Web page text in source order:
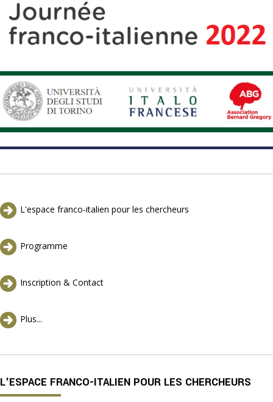
L'espace franco-italien pour les chercheurs
Programme
Inscription & Contact
Plus...
L'ESPACE FRANCO-ITALIEN POUR LES CHERCHEURS